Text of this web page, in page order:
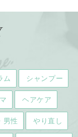
ム シャンプー
ヘアケア
男性 やり直し